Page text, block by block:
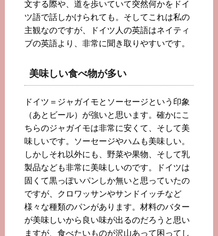
文する際や、道を歩いていて突然何かをドイ
ツ語で話しかけられても。そしてこれは私の
主観なのですが、ドイツ人の英語はネイティ
ブの英語より、非常に聞き取りやすいです。
美味しい食べ物が多い
ドイツ＝ジャガイモとソーセージという印象
（あとビール）が強いと思います。確かにこ
ちらのジャガイモは非常に安くて、そして美
味しいです。ソーセージやハムも美味しい。
しかしそれ以外にも、野菜や果物、そして乳
製品なども非常に美味しいのです。ドイツは
固くて黒っぽいパンしか無いと思っていたの
ですが、クロワッサンやサンドイッチなど
様々な種類のパンがあります。材料のバター
が美味しいから良い味が出るのだろうと思い
ますが、食べたいものが沢山あって困ってし